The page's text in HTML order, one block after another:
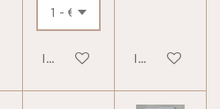
In winkelwagenIn